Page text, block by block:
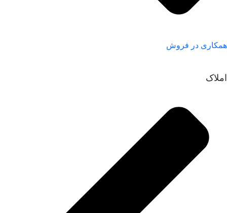
همکاری در فروش
املاک